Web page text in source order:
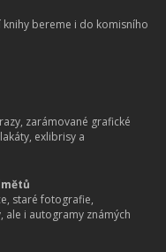
bereme i do komisního
zarámované grafické
exlibrisy a
staré fotografie,
ale i autogramy známých